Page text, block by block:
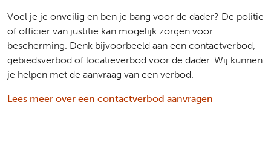
Voel je je onveilig en ben je bang voor de dader? De politie
of officier van justitie kan mogelijk zorgen voor
bescherming. Denk bijvoorbeeld aan een contactverbod,
gebiedsverbod of locatieverbod voor de dader. Wij kunnen
je helpen met de aanvraag van een verbod.
Lees meer over een contactverbod aanvragen